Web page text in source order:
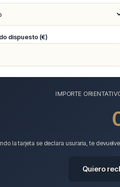
dispuesto (€)
IMPORTE
la tarjeta se declara usuraria, te
Quiero